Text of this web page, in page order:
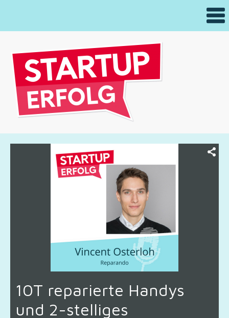
10T reparierte Handys
und 2-stelliges